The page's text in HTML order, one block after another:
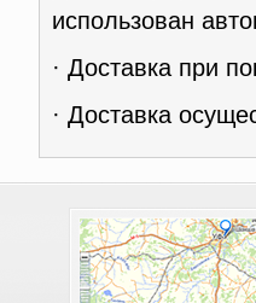
использован
· Доставка при
· Доставка